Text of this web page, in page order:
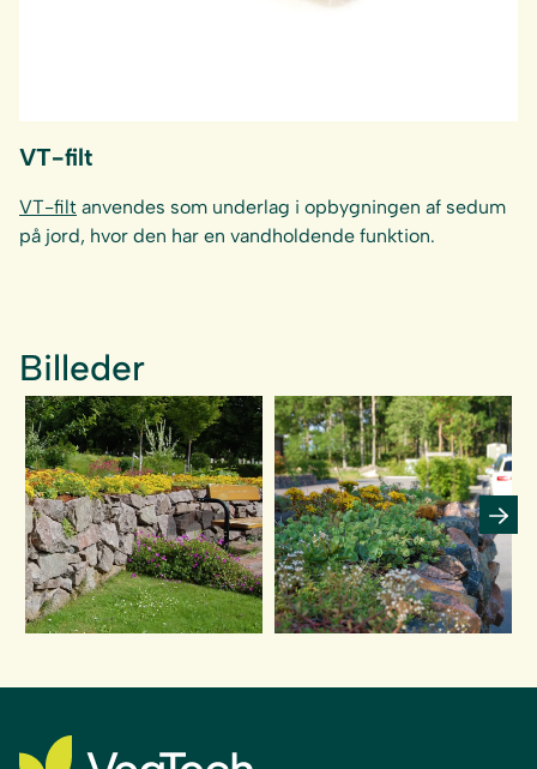
VT-filt
VT-filt anvendes som underlag i opbygningen af sedum
på jord, hvor den har en vandholdende funktion.
Billeder